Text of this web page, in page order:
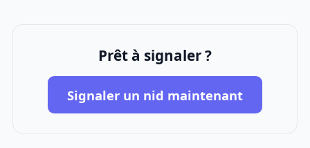
Prêt à signaler ?
Signaler un nid maintenant